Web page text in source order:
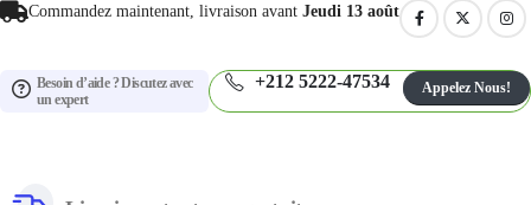
Commandez maintenant, livraison avant Jeudi 13 août
Besoin d’aide ? Discutez avec
un expert
+212 5222-47534 Appelez Nous!